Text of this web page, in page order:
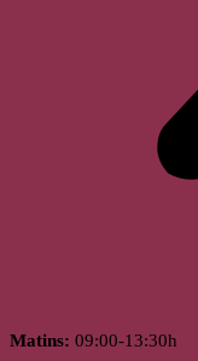
Matins: 09:00-13:30h